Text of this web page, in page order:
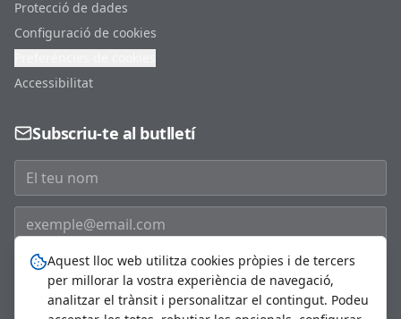
Protecció de dades
Configuració de cookies
Accessibilitat
Subscriu-te al butlletí
Subscriure'm
Aquest lloc web utilitza cookies pròpies i de tercers
per millorar la vostra experiència de navegació,
analitzar el trànsit i personalitzar el contingut. Podeu